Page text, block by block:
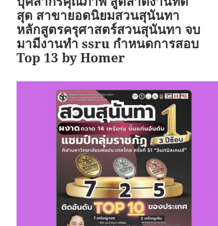
สุด สาขายอดนิยมสวนสุนันทา
หลักสูตรครุศาสตร์สวนสุนันทา จบ
มามีงานทำ ssru กำหนดการสอบ
Top 13 by Homer